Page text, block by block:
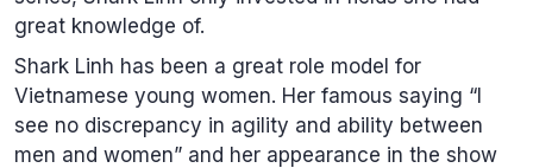
great knowledge of.
Shark Linh has been a great role model for
Vietnamese young women. Her famous saying “I
see no discrepancy in agility and ability between
men and women” and her appearance in the show